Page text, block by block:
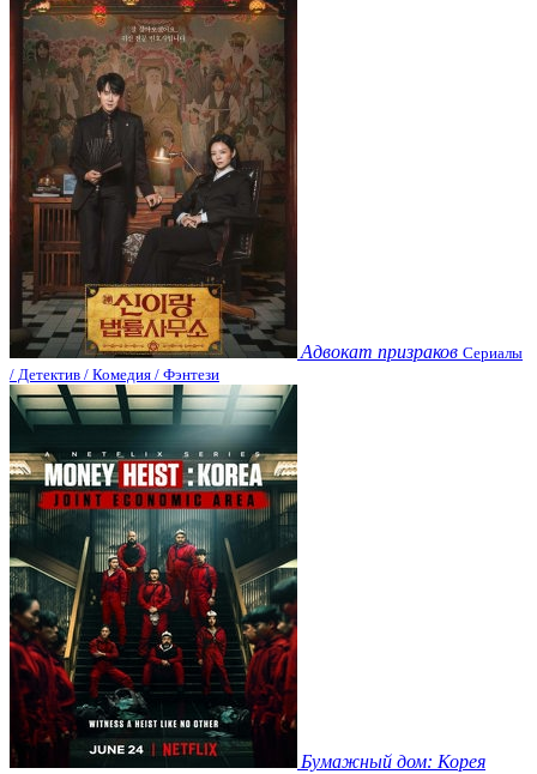
Адвокат призраков Сериалы
/ Детектив / Комедия / Фэнтези
Бумажный дом: Корея